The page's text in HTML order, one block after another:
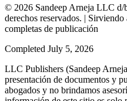
© 2026 Sandeep Arneja LLC d/
derechos reservados. |
completas de publicación
Completed July 5, 2026
LLC Publishers (Sandeep
presentación de documentos y
abogados y no brindamos